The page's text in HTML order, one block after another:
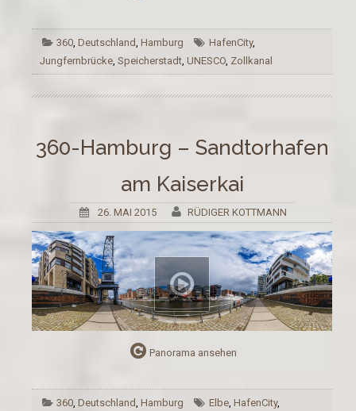
360,Deutschland,Hamburg HafenCity,
Jungfernbrücke, Speicherstadt, UNESCO, Zollkanal
360-Hamburg – Sandtorhafen
am Kaiserkai
26. MAI 2015 RÜDIGER KOTTMANN
Panorama ansehen
360,Deutschland,Hamburg Elbe, HafenCity,